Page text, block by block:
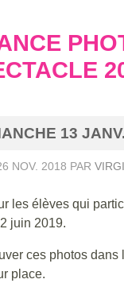
13 JANV.
NOV. 2018 PAR
les élèves qui
juin 2019.
ces photos dans
place.